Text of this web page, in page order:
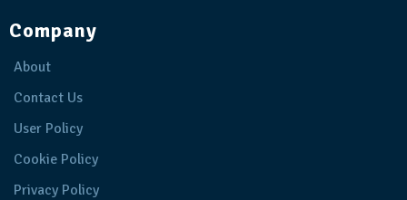
Company
About
Contact Us
User Policy
Cookie Policy
Privacy Policy